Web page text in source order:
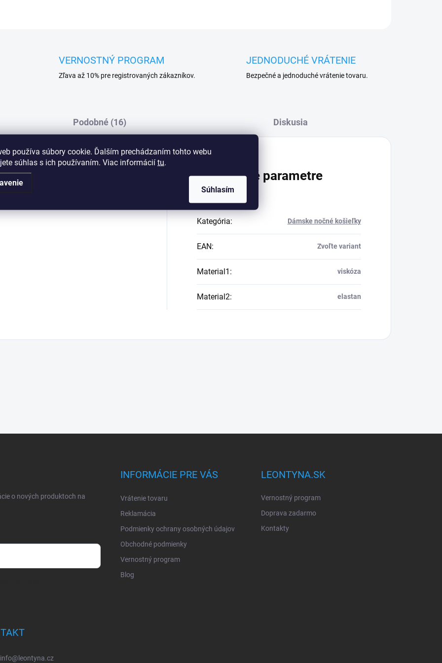
používa súbory cookie. Ďalším prechádzaním tohto webu
súhlas s ich používaním. Viac informácií tu.
Súhlasím
VERNOSTNÝ PROGRAM
Zľava až 10% pre registrovaných zákazníkov.
JEDNODUCHÉ VRÁTENIE
Bezpečné a jednoduché vrátenie tovaru.
Podobné (16) Diskusia
je vyrobená z príjemného, veľmi
zadná časť výstrihu je doplnená čiernou
Dodatočné parametre
Kategória: Dámske nočné košieľky
EAN: Zvoľte variant
Material1 : viskóza
Material2: elastan
o nových produktoch na
INFORMÁCIE PRE VÁS
Vrátenie tovaru
Reklamácia
Podmienky ochrany osobných údajov
Obchodné podmienky
Vernostný program
Blog
LEONTYNA.SK
Vernostný program
Doprava zadarmo
Kontakty
info@ leontyna.cz